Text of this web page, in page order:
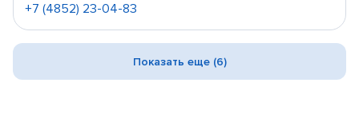
+7 (4852) 23-04-83
Показать еще (6)